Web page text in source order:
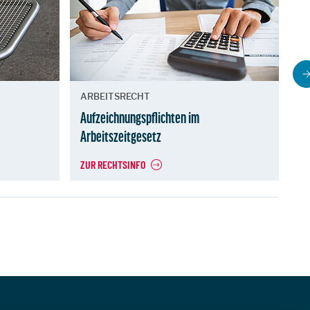
ARBEITSRECHT
Aufzeichnungspflichten im
Arbeitszeitgesetz
ZUR RECHTSINFO